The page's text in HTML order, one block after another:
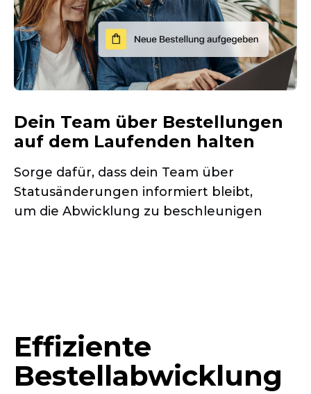
Dein Team über Bestellungen
auf dem Laufenden halten
Sorge dafür, dass dein Team über
Statusänderungen informiert bleibt,
um die Abwicklung zu beschleunigen
Effiziente
Bestellabwicklung